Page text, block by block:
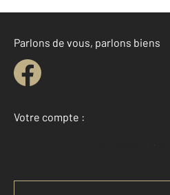
Parlons de vous, parlons biens
Votre compte :
Accéder à